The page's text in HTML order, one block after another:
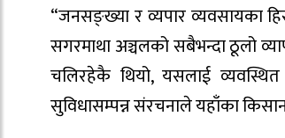
“जनसङ्ख्या र व्यपार व्यवसायका
सगरमाथा अञ्चलको सबैभन्दा ठूलो
चलिरहेकै थियो, यसलाई
सुविधासम्पन्न संरचनाले यहाँका